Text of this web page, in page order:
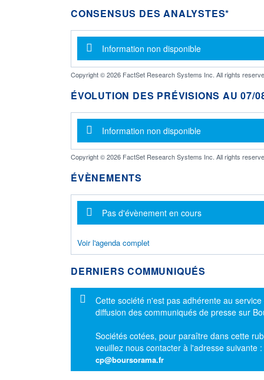
CONSENSUS DES ANALYSTES*
Message d'information
Information non disponible
Copyright © 2026 FactSet Research Systems Inc. All rights
ÉVOLUTION DES PRÉVISIONS AU 07/
Message d'information
Information non disponible
Copyright © 2026 FactSet Research Systems Inc. All rights
ÉVÈNEMENTS
Message d'information
Pas d'évènement en cours
Voir l'agenda complet
DERNIERS COMMUNIQUÉS
Message d'information
Cette société n'est pas adhérente au service
diffusion des communiqués de presse sur
Sociétés cotées, pour paraître dans cette
veuillez nous contacter à l'adresse suivante :
cp@boursorama.fr